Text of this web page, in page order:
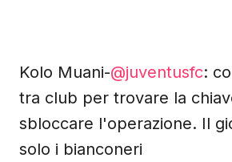
Kolo Muani-@juventusfc:
tra club per trovare la
sbloccare l'operazione. Il
solo i bianconeri